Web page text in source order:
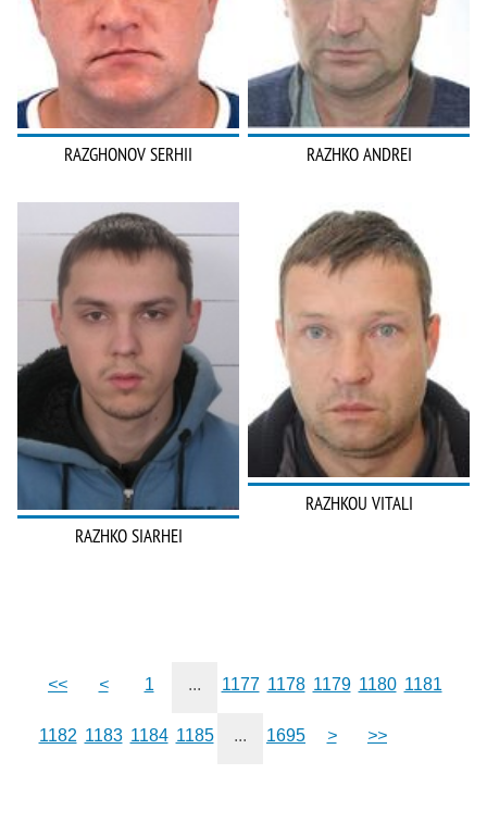
RAZGHONOV SERHII RAZHKO ANDREI
RAZHKO SIARHEI
RAZHKOU VITALI
<< < 1 ... 1177 1178 1179 1180 1181
1182 1183 1184 1185 ... 1695 > >>